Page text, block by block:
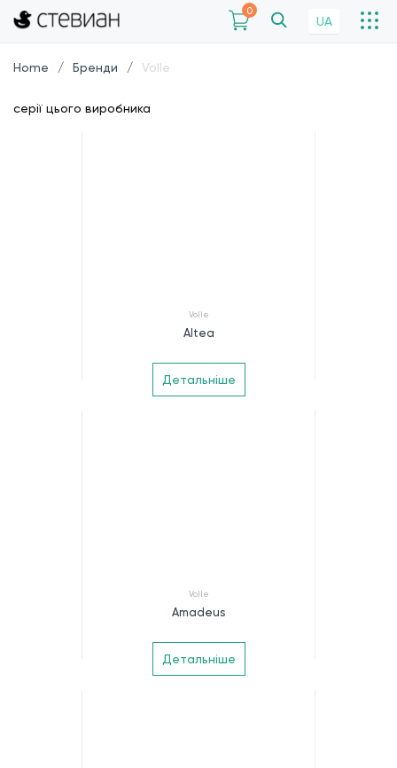
0
UA
Home Бренди Volle
серії цього виробника
Volle
Altea
Детальніше
Volle
Amadeus
Детальніше